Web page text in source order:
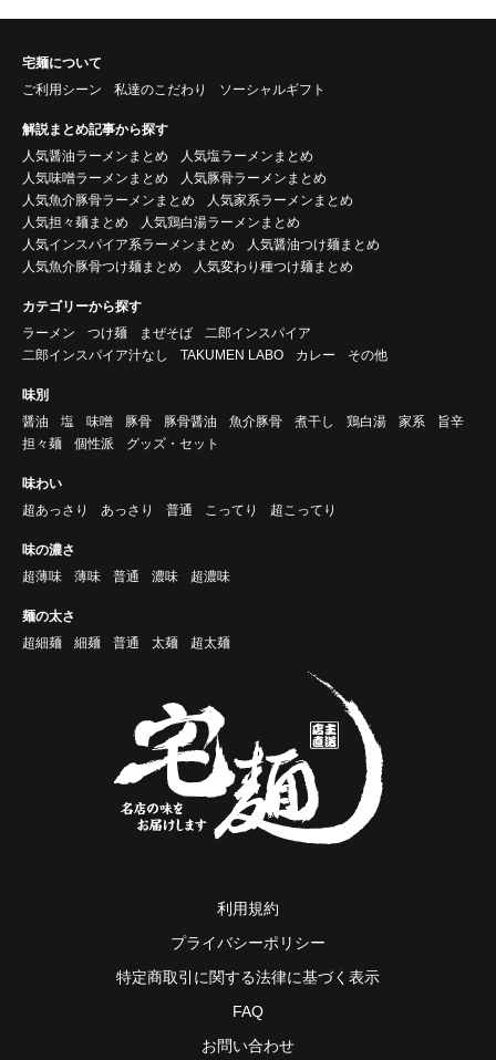
宅麺について
ご利用シーン
私達のこだわり ソーシャルギフト
解説まとめ記事から探す
人気醤油ラーメンまとめ
人気塩ラーメンまとめ
人気味噌ラーメンまとめ
人気豚骨ラーメンまとめ
人気魚介豚骨ラーメンまとめ
人気家系ラーメンまとめ
人気担々麺まとめ
人気鶏白湯ラーメンまとめ
人気インスパイア系ラーメンまとめ
人気醤油つけ麺まとめ
人気魚介豚骨つけ麺まとめ
人気変わり種つけ麺まとめ
カテゴリーから探す
ラーメン
つけ麺 まぜそば
二郎インスパイア
二郎インスパイア汁なし
TAKUMEN LABO カレー その他
味別
醤油
塩 味噌 豚骨 豚骨醤油 魚介豚骨 煮干し 鶏白湯 家系
旨辛
担々麺
個性派 グッズ・セット
味わい
超あっさり
あっさり 普通 こってり 超こってり
味の濃さ
超薄味
薄味 普通 濃味 超濃味
麺の太さ
超細麺
細麺 普通 太麺 超太麺
利用規約
プライバシーポリシー
特定商取引に関する法律に基づく表示
FAQ
お問い合わせ